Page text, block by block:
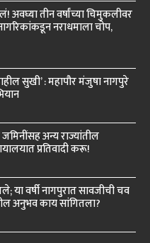
अवघ्या तीन वर्षांच्या चिमुकलीवर
नराधमाला चोप,
सुखी’ : महापौर मंजुषा नागपुरे
अन्य राज्यांतील
प्रतिवादी करू!
या वर्षी नागपुरात सावजीची चव
अनुभव काय सांगितला?